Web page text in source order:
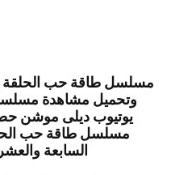
السابعة